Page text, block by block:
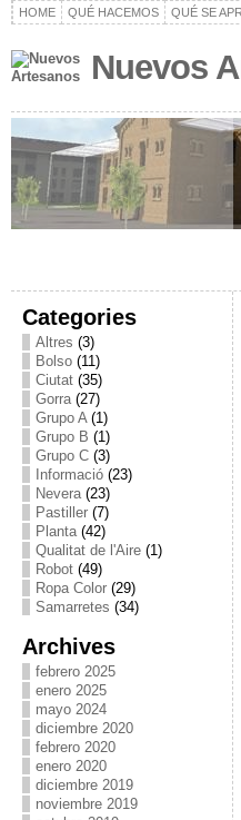
HOME QUÉ HACEMOS QUÉ SE
Nuevos
Categories
Altres (3)
Bolso (11)
Ciutat (35)
Gorra(27)
Grupo A(1)
Grupo B (1)
Grupo C (3)
Informació (23)
Nevera(23)
Pastiller (7)
Planta(42)
Qualitat de l'Aire (1)
Robot (49)
Ropa Color (29)
Samarretes (34)
Archives
febrero 2025
enero 2025
mayo 2024
diciembre 2020
febrero 2020
enero 2020
diciembre 2019
noviembre 2019